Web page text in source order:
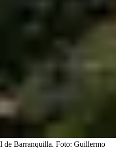
de Barranquilla. Foto: Guillermo